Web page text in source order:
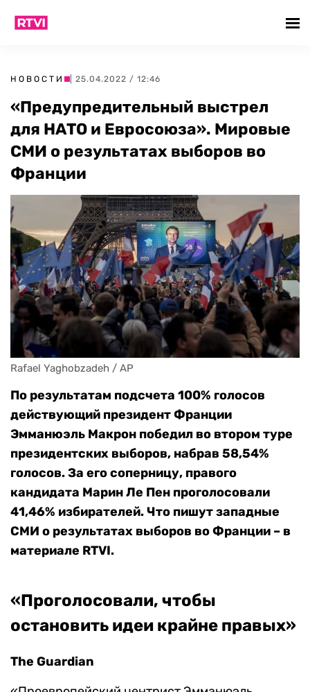
НОВОСТИ | 25.04.2022 / 12:46
«Предупредительный выстрел
для НАТО и Евросоюза». Мировые
СМИ о результатах выборов во
Франции
Rafael Yaghobzadeh / AP
По результатам подсчета 100% голосов
действующий президент Франции
Эмманюэль Макрон победил во втором туре
президентских выборов, набрав 58,54%
голосов. За его соперницу, правого
кандидата Марин Ле Пен проголосовали
41,46% избирателей. Что пишут западные
СМИ о результатах выборов во Франции – в
материале RTVI.
«Проголосовали, чтобы
остановить идеи крайне правых»
The Guardian